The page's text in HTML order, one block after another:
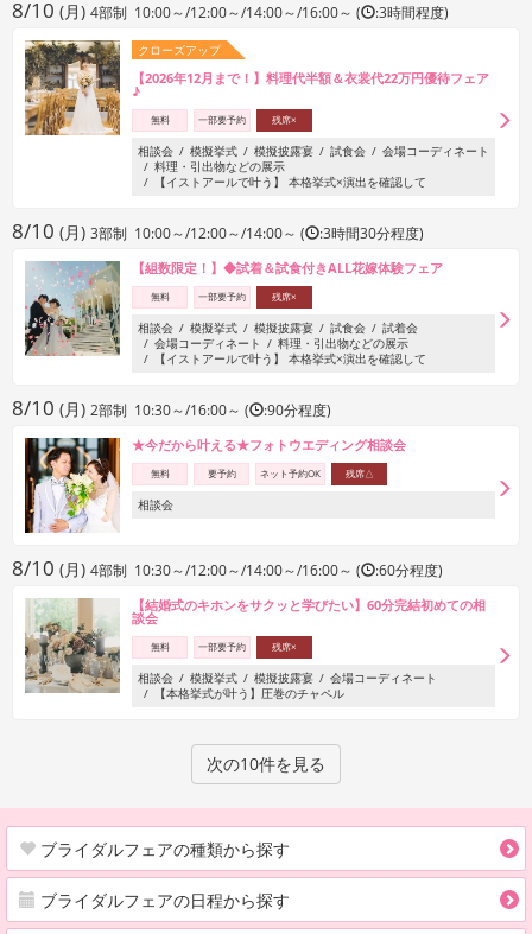
8/10 (月) 4部制 10:00～/12:00～/14:00～/16:00～ ( :3時間程度)
クローズアップ
【2026年12月まで！】料理代半額＆衣裳代22万円優待フェア
♪
無料 一部要予約 残席×
相談会 模擬挙式 模擬披露宴 試食会
会場コーディネート
料理・引出物などの展示
【イストアールで叶う】 本格挙式×演出を確認して
8/10 (月) 3部制 10:00～/12:00～/14:00～ ( :3時間30分程度)
【組数限定！】◆試着＆試食付きALL花嫁体験フェア
無料 一部要予約 残席×
相談会 模擬挙式 模擬披露宴 試食会
試着会
会場コーディネート
料理・引出物などの展示
【イストアールで叶う】 本格挙式×演出を確認して
8/10 (月) 2部制 10:30～/16:00～ ( :90分程度)
★今だから叶える★フォトウエディング相談会
無料 要予約 ネット予約OK 残席△
相談会
8/10 (月) 4部制 10:30～/12:00～/14:00～/16:00～ ( :60分程度)
【結婚式のキホンをサクッと学びたい】60分完結初めての相
談会
無料 一部要予約 残席×
相談会 模擬挙式 模擬披露宴
会場コーディネート
【本格挙式が叶う】圧巻のチャペル
次の10件を見る
ブライダルフェアの種類から探す
ブライダルフェアの日程から探す